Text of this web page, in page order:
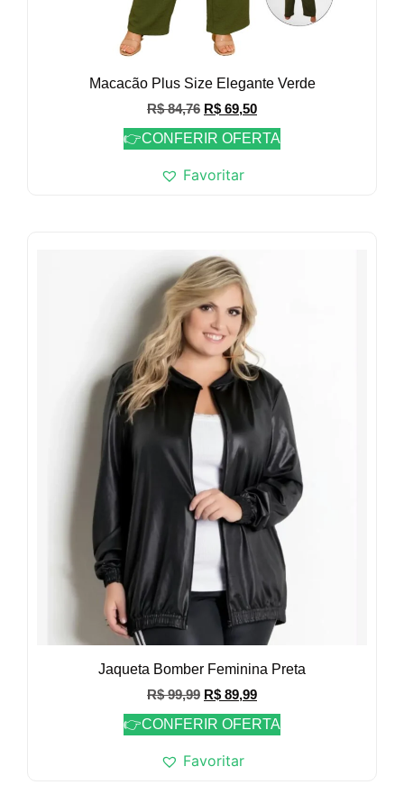
Macacão Plus Size Elegante Verde
R$84,76 R$ 69,50
👉CONFERIR OFERTA
Favoritar
Jaqueta Bomber Feminina Preta
R$99,99 R$ 89,99
👉CONFERIR OFERTA
Favoritar